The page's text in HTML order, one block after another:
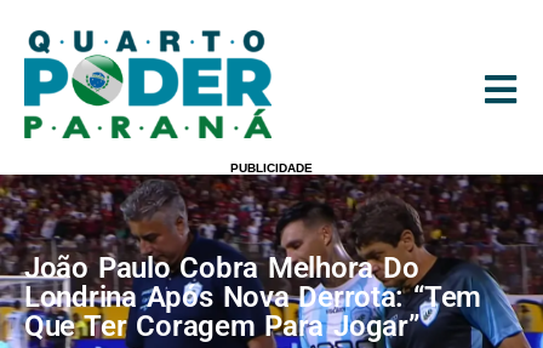
PUBLICIDADE
João Paulo Cobra Melhora Do
Londrina Após Nova Derrota: “Tem
Que Ter Coragem Para Jogar”